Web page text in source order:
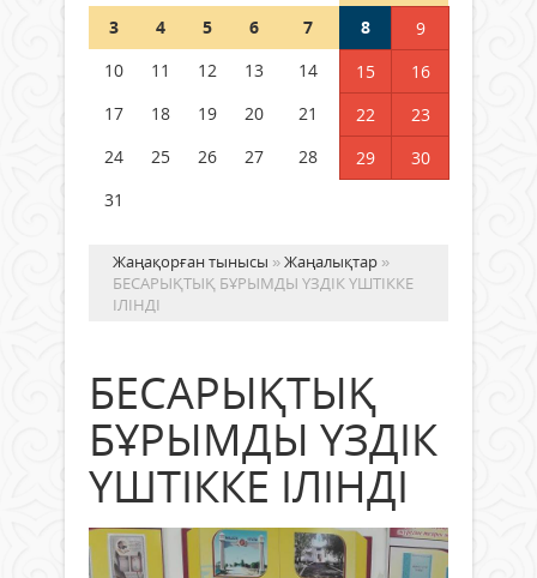
Шетелде жүрген Қазақстан
азаматтары қалай дауыс бере
3
4 5 6 7 8
9
10
11 12 13 14 15
16
17
18 19 20 21 22
23
24
25 26 27 28 29
30
31
Жаңақорған тынысы »Жаңалықтар »
БЕСАРЫҚТЫҚ БҰРЫМДЫ ҮЗДІК ҮШТІККЕ
ІЛІНДІ
БЕСАРЫҚТЫҚ
БҰРЫМДЫ ҮЗДІК
ҮШТІККЕ ІЛІНДІ